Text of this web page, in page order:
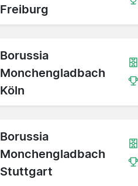
Freiburg
Borussia
Monchengladbach
Köln
Borussia
Monchengladbach
Stuttgart